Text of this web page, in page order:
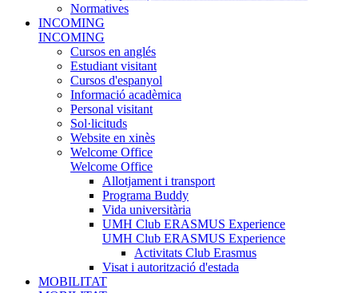
Normatives
INCOMING
INCOMING
Cursos en anglés
Estudiant visitant
Cursos d'espanyol
Informació acadèmica
Personal visitant
Sol·licituds
Website en xinès
Welcome Office
Welcome Office
Allotjament i transport
Programa Buddy
Vida universitària
UMH Club ERASMUS Experience
UMH Club ERASMUS Experience
Activitats Club Erasmus
Visat i autorització d'estada
MOBILITAT